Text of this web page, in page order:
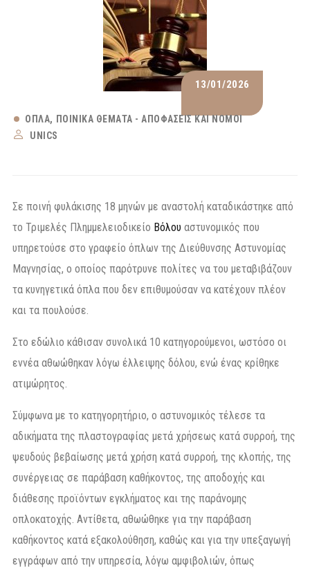
13/01/2026
ΌΠΛΑ
ΠΟΙΝΙΚΆ ΘΈΜΑΤΑ - ΑΠΟΦΆΣΕΙΣ ΚΑΙ ΝΌΜΟΙ
UNICS
Σε ποινή φυλάκισης 18 μηνών με αναστολή καταδικάστηκε από
το Τριμελές Πλημμελειοδικείο Βόλου αστυνομικός που
υπηρετούσε στο γραφείο όπλων της Διεύθυνσης Αστυνομίας
Μαγνησίας, ο οποίος παρότρυνε πολίτες να του μεταβιβάζουν
τα κυνηγετικά όπλα που δεν επιθυμούσαν να κατέχουν πλέον
και τα πουλούσε.
Στο εδώλιο κάθισαν συνολικά 10 κατηγορούμενοι, ωστόσο οι
εννέα αθωώθηκαν λόγω έλλειψης δόλου, ενώ ένας κρίθηκε
ατιμώρητος.
Σύμφωνα με το κατηγορητήριο, ο αστυνομικός τέλεσε τα
αδικήματα της πλαστογραφίας μετά χρήσεως κατά συρροή, της
ψευδούς βεβαίωσης μετά χρήση κατά συρροή, της κλοπής, της
συνέργειας σε παράβαση καθήκοντος, της αποδοχής και
διάθεσης προϊόντων εγκλήματος και της παράνομης
οπλοκατοχής. Αντίθετα, αθωώθηκε για την παράβαση
καθήκοντος κατά εξακολούθηση, καθώς και για την υπεξαγωγή
εγγράφων από την υπηρεσία, λόγω αμφιβολιών, όπως